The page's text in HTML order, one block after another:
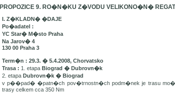
PROPOZICE 9. RO�N�KU Z�VODU VELIKONO�N�
I. Z�KLADN� �DAJE
Po�adatel :
YC Star� M�sto Praha
Na Jarov� 4
130 00 Praha 3
Term�n : 29.3. � 5.4.2008, Chorvatsko
Trasa : 1. etapa Biograd � Dubrovn�k
2. etapa Dubrovn�k � Biograd
v p��pad� �patn�ch pov�trnostn�ch podm�nek je trasu
trasy celkem cca 350 Nm